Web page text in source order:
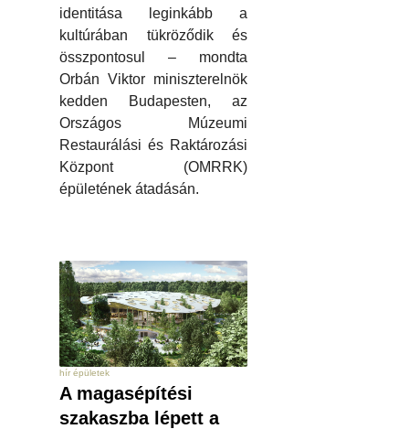
identitása leginkább a
kultúrában tükröződik és
összpontosul – mondta
Orbán Viktor miniszterelnök
kedden Budapesten, az
Országos Múzeumi
Restaurálási és Raktározási
Központ (OMRRK)
épületének átadásán.
hír épületek
A magasépítési
szakaszba lépett a